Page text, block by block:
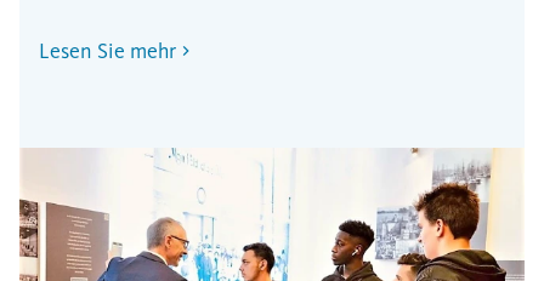
Lesen Sie mehr